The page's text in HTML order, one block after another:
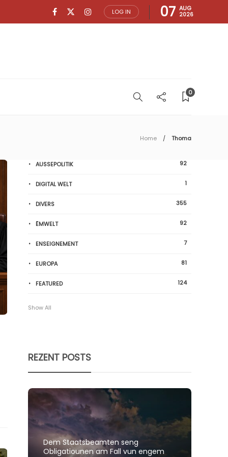
LOG IN 07 AUG
2026
0
Home Thoma
AUSSEPOLITIK 92
DIGITAL WELT 1
DIVERS 355
ËMWELT 92
ENSEIGNEMENT 7
EUROPA 81
FEATURED 124
Show All
REZENT POSTS
Dem Staatsbeamten seng
Obligatiounen am Fall vun engem